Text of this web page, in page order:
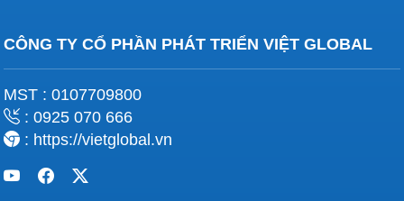
CÔNG TY CỔ PHẦN PHÁT TRIỂN VIỆT GLOBAL
MST : 0107709800
: 0925 070 666
: https://vietglobal.vn